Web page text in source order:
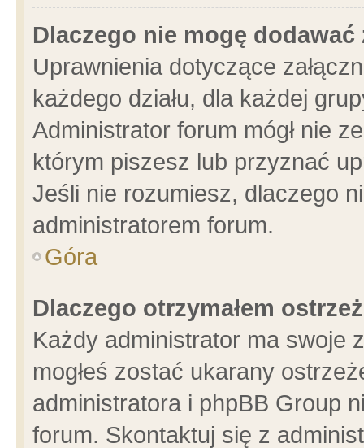
Dlaczego nie mogę dodawać
Uprawnienia dotyczące
każdego działu, dla każdej
Administrator forum mógł nie
którym piszesz lub przyznać
Jeśli nie rozumiesz, dlaczego
administratorem forum.
Góra
Dlaczego otrzymałem
Każdy administrator ma swoje
mogłeś zostać ukarany
administratora i phpBB Group
forum. Skontaktuj się z